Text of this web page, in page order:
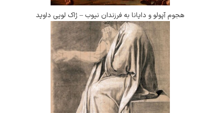
هجوم آپولو و دایانا به فرزندان نیوب – ژاک لویی داوید